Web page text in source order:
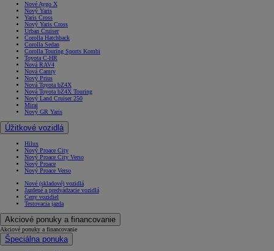
Nové Aygo X
Nový Yaris
Yaris Cross
Nový Yaris Cross
Urban Cruiser
Corolla Hatchback
Corolla Sedan
Corolla Touring Sports Kombi
Toyota C-HR
Nová RAV4
Nová Camry
Nový Prius
Nová Toyota bZ4X
Nová Toyota bZ4X Touring
Nový Land Cruiser 250
Mirai
Nový GR Yaris
Úžitkové vozidlá
Hilux
Nový Proace City
Nový Proace City Verso
Nový Proace
Nový Proace Verso
Nové (skladové) vozidlá
Jazdené a predvádzacie vozidlá
Ceny vozidiel
Testovacia jazda
Akciové ponuky a financovanie
Akciové ponuky a financovanie
Špeciálna ponuka